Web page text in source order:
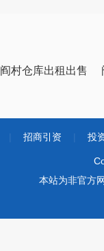
阎村仓库出租出售
招商引资 投
本站为非官方